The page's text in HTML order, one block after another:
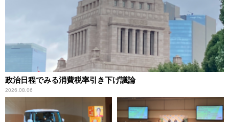
政治日程でみる消費税率引き下げ議論
2026.08.06